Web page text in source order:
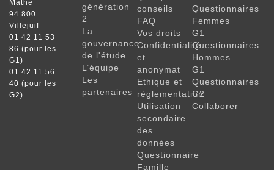
génération
2
La
gouvernance
de l'étude
L’équipe
Les
partenaires
conseils
FAQ
Vos droits
Confidentialité
et
anonymat
Ethique et
réglementation
Utilisation
secondaire
des
données
Questionnaire
Famille
Questionnaires
Femmes
G1
Questionnaires
Hommes
G1
Questionnaires
G2
Collaborer
Mathé
94 800
Villejuif
01 42 11 53
86 (pour les
G1)
01 42 11 56
40 (pour les
G2)